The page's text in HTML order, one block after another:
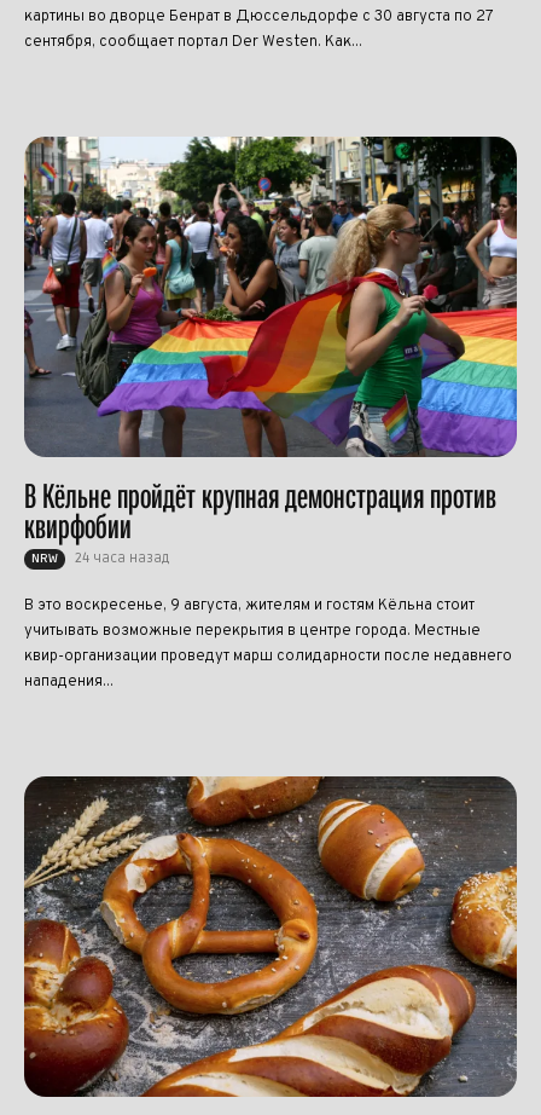
картины во дворце Бенрат в Дюссельдорфе с 30 августа по 27
сентября, сообщает портал Der Westen. Как...
В Кёльне пройдёт крупная демонстрация против
квирфобии
NRW 24 часа назад
В это воскресенье, 9 августа, жителям и гостям Кёльна стоит
учитывать возможные перекрытия в центре города. Местные
квир-организации проведут марш солидарности после недавнего
нападения...